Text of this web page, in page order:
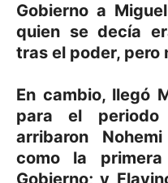
Gobierno a
quien se decía
tras el poder, pero
En cambio, llegó
para el
arribaron
como la
Gobierno; y